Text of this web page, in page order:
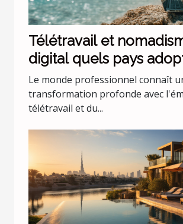
Télétravail et
digital quels pays
cette tendance
Le monde professionnel connaît
transformation profonde avec
télétravail et du...